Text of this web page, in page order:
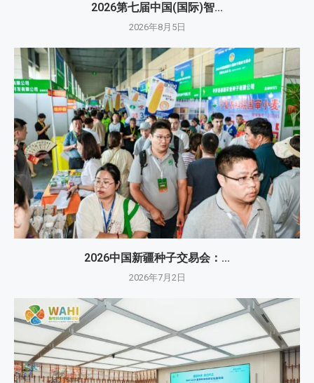
2026第七届中国(国际)智...
2026年8月5日
2026中国新疆种子交易会：...
2026年7月2日